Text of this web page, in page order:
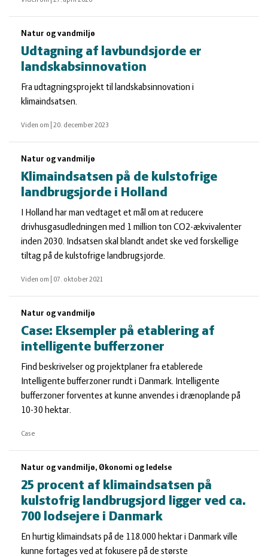
Natur og vandmiljø
Udtagning af lavbundsjorde er
landskabsinnovation
Fra udtagningsprojekt til landskabsinnovation i
klimaindsatsen.
Viden om 20. december 2023
Natur og vandmiljø
Klimaindsatsen på de kulstofrige
landbrugsjorde i Holland
I Holland har man vedtaget et mål om at reducere
drivhusgasudledningen med 1 million ton CO2-ækvivalenter
inden 2030. Indsatsen skal blandt andet ske ved forskellige
tiltag på de kulstofrige landbrugsjorde.
Viden om 07. oktober 2021
Natur og vandmiljø
Case: Eksempler på etablering af
intelligente bufferzoner
Find beskrivelser og projektplaner fra etablerede
Intelligente bufferzoner rundt i Danmark. Intelligente
bufferzoner forventes at kunne anvendes i drænoplande på
10-30 hektar.
Case
Natur og vandmiljø, Økonomi og ledelse
25 procent af klimaindsatsen på
kulstofrig landbrugsjord ligger ved ca.
700 lodsejere i Danmark
En hurtig klimaindsats på de 118.000 hektar i Danmark ville
kunne fortages ved at fokusere på de største